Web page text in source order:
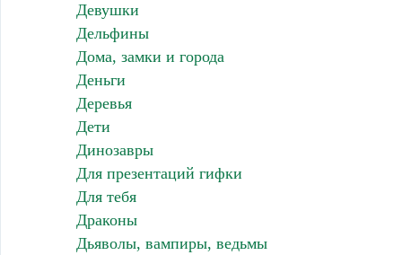
Девушки
Дельфины
Дома, замки и города
Деньги
Деревья
Дети
Динозавры
Для презентаций гифки
Для тебя
Драконы
Дьяволы, вампиры, ведьмы